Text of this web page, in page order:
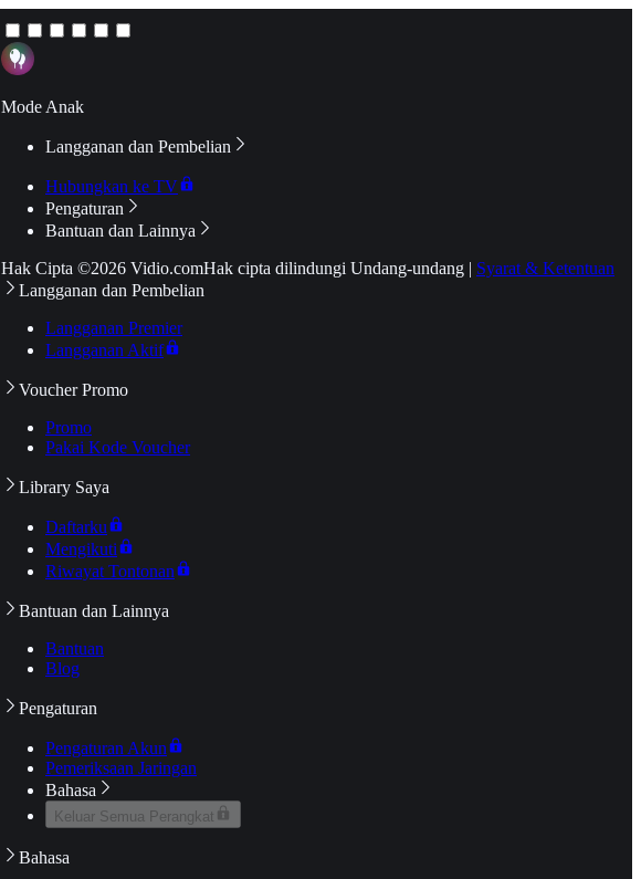
Mode Anak
Langganan dan Pembelian
Hubungkan ke TV
Pengaturan
Bantuan dan Lainnya
Hak Cipta ©2026 Vidio.comHak cipta dilindungi Undang-undang | Syarat & Ketentuan
Langganan dan Pembelian
Langganan Premier
Langganan Aktif
Voucher Promo
Promo
Pakai Kode Voucher
Library Saya
Daftarku
Mengikuti
Riwayat Tontonan
Bantuan dan Lainnya
Bantuan
Blog
Pengaturan
Pengaturan Akun
Pemeriksaan Jaringan
Bahasa
Keluar Semua Perangkat
Bahasa